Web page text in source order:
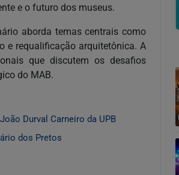
e o futuro dos museus.
aborda temas centrais como
e requalificação arquitetônica. A
que discutem os desafios
do MAB.
Durval Carneiro da UPB
dos Pretos